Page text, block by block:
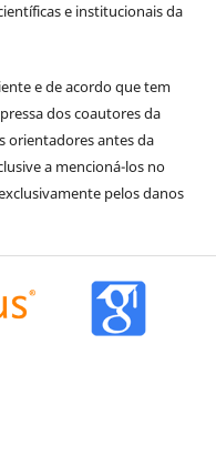
e institucionais da
e de acordo que tem
dos coautores da
orientadores antes da
a mencioná-los no
pelos danos